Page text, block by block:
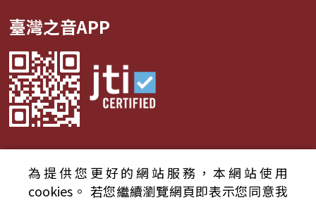
臺灣之音APP
© 2024財團法人中央廣播電臺 版權所有
為提供您更好的網站服務，本網站使用
cookies。 若您繼續瀏覽網頁即表示您同意我